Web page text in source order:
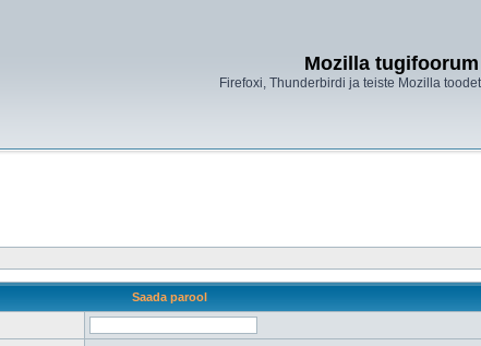
Mozilla tugifoorum
Firefoxi, Thunderbirdi ja teiste Mozilla
Saada parool